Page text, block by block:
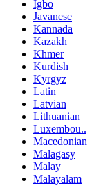
Igbo
Javanese
Kannada
Kazakh
Khmer
Kurdish
Kyrgyz
Latin
Latvian
Lithuanian
Luxembou..
Macedonian
Malagasy
Malay
Malayalam